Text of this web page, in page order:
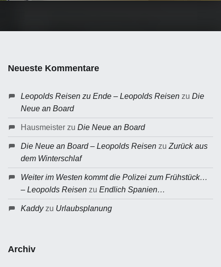
Neueste Kommentare
Leopolds Reisen zu Ende – Leopolds Reisenzu Die
Neue an Board
Hausmeisterzu Die Neue an Board
Die Neue an Board – Leopolds Reisenzu Zurück aus
dem Winterschlaf
Weiter im Westen kommt die Polizei zum Frühstück…
– Leopolds Reisenzu Endlich Spanien…
Kaddyzu Urlaubsplanung
Archiv